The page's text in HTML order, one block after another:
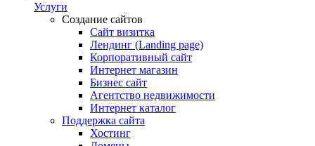
Услуги
Создание сайтов
Сайт визитка
Лендинг (Landing page)
Корпоративный сайт
Интернет магазин
Бизнес сайт
Агентство недвижимости
Интернет каталог
Поддержка сайта
Хостинг